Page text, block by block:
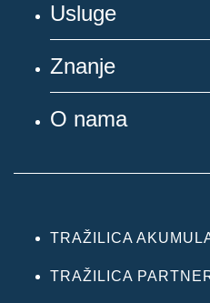
Usluge
Znanje
O nama
TRAŽILICA
TRAŽILICA